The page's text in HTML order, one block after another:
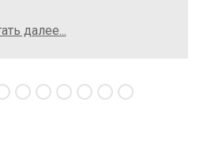
компанию Excavator
далее...